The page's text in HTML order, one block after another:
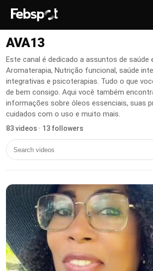
AVA13
Este canal é dedicado a assuntos de saúde
Aromaterapia, Nutrição funcional, saúde
integrativas e psicoterapias. Tudo o que
de bem consigo. Aqui você também
informações sobre óleos essenciais, suas
cuidados com o uso e muito mais.
83 videos · 13 followers